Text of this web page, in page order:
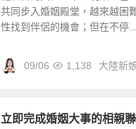
共同步入婚姻殿堂，越來越困
性找到伴侶的機會；但在不停...
09/06 1,138 大陸新
立即完成婚姻大事的相親